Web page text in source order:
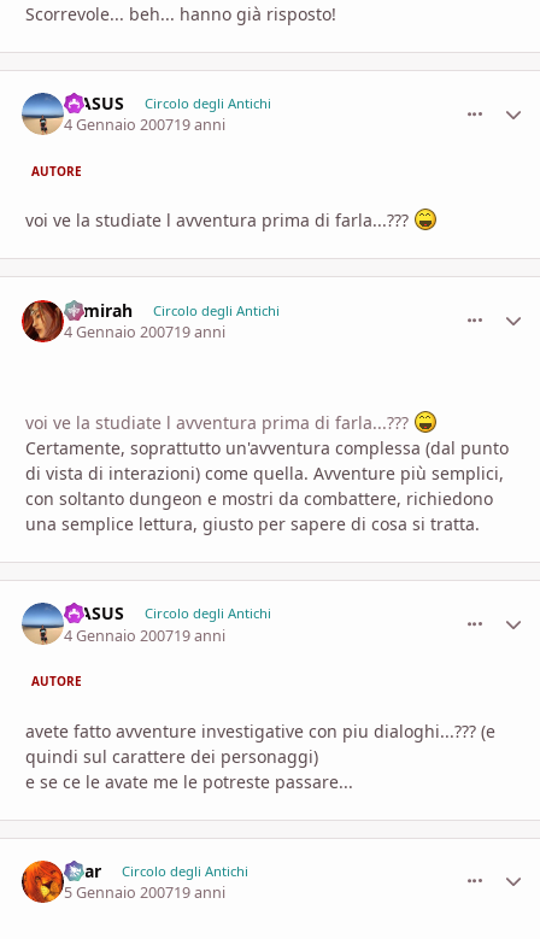
Scorrevole... beh... hanno già risposto!
MASUS Circolo degli Antichi
4 Gennaio 200719 anni
AUTORE
voi ve la studiate l avventura prima di farla...???
Samirah Circolo degli Antichi
4 Gennaio 200719 anni
voi ve la studiate l avventura prima di farla...???
Certamente, soprattutto un'avventura complessa (dal punto
di vista di interazioni) come quella. Avventure più semplici,
con soltanto dungeon e mostri da combattere, richiedono
una semplice lettura, giusto per sapere di cosa si tratta.
MASUS Circolo degli Antichi
4 Gennaio 200719 anni
AUTORE
avete fatto avventure investigative con piu dialoghi...??? (e
quindi sul carattere dei personaggi)
e se ce le avate me le potreste passare...
Shar Circolo degli Antichi
5 Gennaio 200719 anni